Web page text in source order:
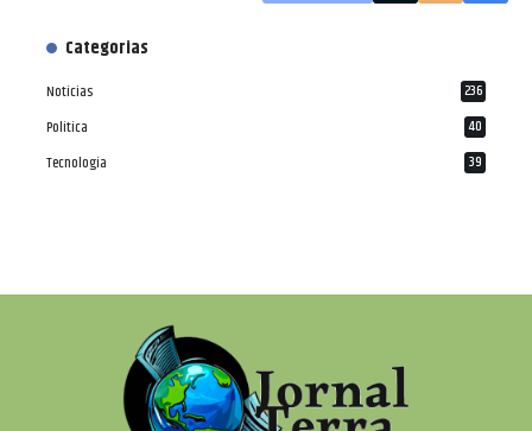
Categorias
Notícias 236
Política 40
Tecnologia 39